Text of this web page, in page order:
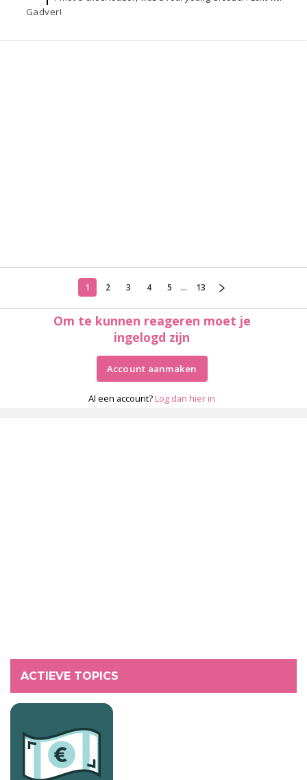
Gadver!
1 2 3 4 5 ... 13
Om te kunnen reageren moet je
ingelogd zijn
Account aanmaken
Al een account? Log dan hier in
ACTIEVE TOPICS